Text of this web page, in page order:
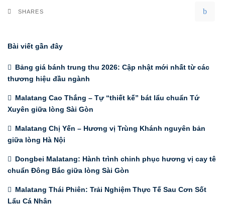
SHARES
Bài viết gần đây
Bảng giá bánh trung thu 2026: Cập nhật mới nhất từ các
thương hiệu đầu ngành
Malatang Cao Thắng – Tự “thiết kế” bát lẩu chuẩn Tứ
Xuyên giữa lòng Sài Gòn
Malatang Chị Yến – Hương vị Trùng Khánh nguyên bản
giữa lòng Hà Nội
Dongbei Malatang: Hành trình chinh phục hương vị cay tê
chuẩn Đông Bắc giữa lòng Sài Gòn
Malatang Thái Phiên: Trải Nghiệm Thực Tế Sau Cơn Sốt
Lẩu Cá Nhân